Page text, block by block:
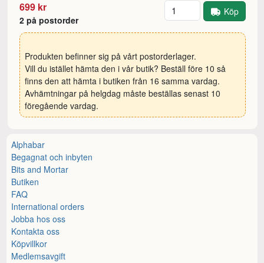
699 kr
2 på postorder
Antal Köp
Produkten befinner sig på vårt postorderlager.
Vill du istället hämta den i vår butik? Beställ före 10 så
finns den att hämta i butiken från 16 samma vardag.
Avhämtningar på helgdag måste beställas senast 10
föregående vardag.
Alphabar
Begagnat och inbyten
Bits and Mortar
Butiken
FAQ
International orders
Jobba hos oss
Kontakta oss
Köpvillkor
Medlemsavgift